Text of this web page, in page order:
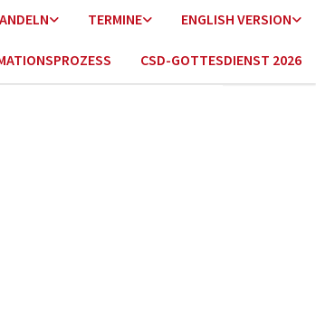
TERMINE ENGLISH VERSION
CSD-GOTTESDIENST 2026